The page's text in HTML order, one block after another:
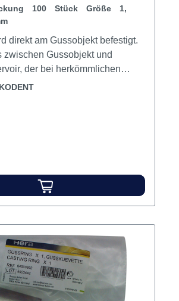
100 Stück Größe 1,
direkt am Gussobjekt befestigt.
zwischen Gussobjekt und
der bei herkömmlichen
erstarrt, entfällt. Inhalt